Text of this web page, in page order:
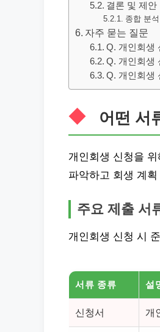
결론 및 제안
종합 분석
자주 묻는 질문
Q. 개인회생
Q. 개인회생
Q. 개인회생
어떤 서
개인회생 신청을
파악하고 회생 계
주요 제출 서
개인회생 신청 시
서류 종류 설
신청서 개